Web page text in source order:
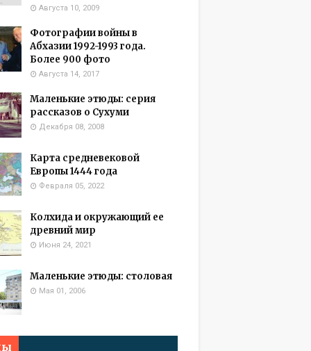
Августа 10, 2009
Фотографии войны в
Абхазии 1992-1993 года.
Более 900 фото
Августа 14, 2017
Маленькие этюды: серия
рассказов о Сухуми
Декабря 08, 2008
Карта средневековой
Европы 1444 года
Февраля 05, 2022
Колхида и окружающий ее
древний мир
Июня 24, 2021
Маленькие этюды: столовая
Мая 01, 2006